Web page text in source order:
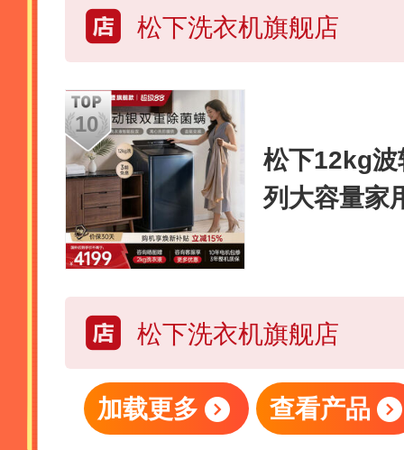
松下洗衣机旗舰店
松下12kg波
列大容量家
松下洗衣机旗舰店
加载更多 查看产品